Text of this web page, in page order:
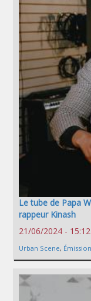
Le tube de Papa
rappeur Kinash
21/06/2024 - 15:12
Urban Scene,